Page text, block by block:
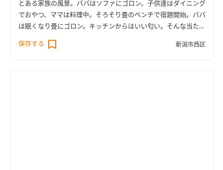
とある家族の風景。パパはソファにゴロン。子供達はダイニング
でおやつ、ママは料理中。そろそり畳のベンチで宿題開始。パパ
は眠くなり畳にゴロン。キッチンからはいい匂い。そんな当たり
保存する
新潟市西区